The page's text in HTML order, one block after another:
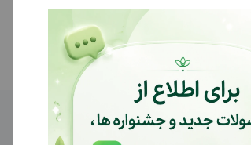
توضیحات بازخوردها (0)